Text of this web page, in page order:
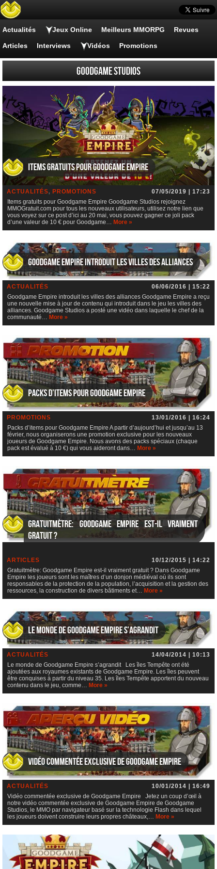
Actualités Jeux Online Meilleurs MMORPG Revues
Articles Interviews Vidéos Promotions
Goodgame Studios
Items gratuits pour Goodgame Empire
ACTUALITÉS, PROMOTIONS
07/05/2019 | 17:23
Items gratuits pour Goodgame Empire Goodgame Studios rejoignez
MMOGratuit.com pour tous les nouveaux utilisateurs, utilisez notre lien que
vous voyez sur ce post d’ici au 20 mai, vous pouvez gagner ce joli pack
d’une valeur de 10 € pour Goodgame… More »
Goodgame Empire introduit les villes des alliances
ACTUALITÉS
06/06/2016 | 15:22
Goodgame Empire introduit les villes des alliances Goodgame Empire a reçu
une nouvelle mise à jour de contenu qui introduit dans le jeu les villes des
alliances. Goodgame Studios a posté une vidéo dans laquelle le chef de la
communauté… More »
Packs d’items pour Goodgame Empire
PROMOTIONS
13/01/2016 | 16:24
Packs d’items pour Goodgame Empire A partir d’aujourd’hui et jusqu’au 13
février, nous organiserons une promotion exclusive pour les nouveaux
joueurs de Goodgame Empire. Nous avons des packs spéciaux (chaque
pack est évalué à 10 €) qui vous aideront dans… More »
Gratuitmètre: Goodgame Empire est-il vraiment
gratuit ?
ARTICLES
10/12/2015 | 14:22
Gratuitmètre: Goodgame Empire est-il vraiment gratuit ? Dans Goodgame
Empire les joueurs sont les maîtres d’un donjon médiéval où ils sont
responsables de la protection de la population, l’acquisition et la gestion des
ressources, la construction de divers bâtiments et… More »
Le monde de Goodgame Empire s’agrandit
ACTUALITÉS
14/04/2014 | 10:13
Le monde de Goodgame Empire s’agrandit Les îles Tempête ont été
ajoutées aux royaumes existants de Goodgame Empire. Les îles peuvent
être conquises à partir du niveau 35. Les îles Tempête apportent du nouveau
contenu dans le jeu, comme… More »
Vidéo commentée exclusive de Goodgame Empire
ACTUALITÉS
10/01/2014 | 16:49
Vidéo commentée exclusive de Goodgame Empire Jetez un coup d’œil à
notre vidéo commentée exclusive de Goodgame Empire de Goodgame
Studios, le MMO par navigateur basé sur la technologie Flash dans lequel
les joueurs doivent construire leurs propres châteaux,… More »